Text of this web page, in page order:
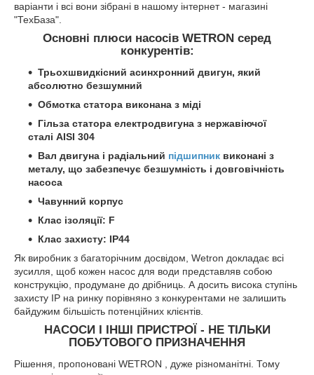
варіанти і всі вони зібрані в нашому інтернет - магазині
"ТехБаза".
Основні плюси насосів WETRON серед
конкурентів:
Трьохшвидкісний асинхронний двигун, який
абсолютно безшумний
Обмотка статора виконана з міді
Гільза статора електродвигуна з нержавіючої
сталі AISI 304
Вал двигуна і радіальний підшипник виконані з
металу, що забезпечує безшумність і довговічність
насоса
Чавунний корпус
Клас ізоляції: F
Клас захисту: IP44
Як виробник з багаторічним досвідом, Wetron докладає всі
зусилля, щоб кожен насос для води представляв собою
конструкцію, продумане до дрібниць. А досить висока ступінь
захисту IP на ринку порівняно з конкурентами не залишить
байдужим більшість потенційних клієнтів.
НАСОСИ І ІНШІ ПРИСТРОЇ - НЕ ТІЛЬКИ
ПОБУТОВОГО ПРИЗНАЧЕННЯ
Рішення, пропоновані WETRON , дуже різноманітні. Тому